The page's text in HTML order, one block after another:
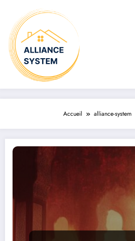
contenu
Accueil alliance-system